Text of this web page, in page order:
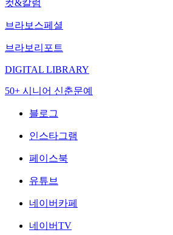
컷&칼럼
브라보스페셜
브라보리포트
DIGITAL LIBRARY
50+ 시니어 신춘문예
블로그
인스타그램
페이스북
유튜브
네이버카페
네이버TV